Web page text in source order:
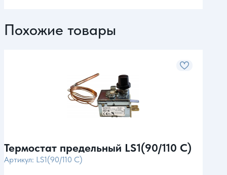
Похожие товары
Термостат предельный LS1(90/110 C)
Артикул: LS1(90/110 C)